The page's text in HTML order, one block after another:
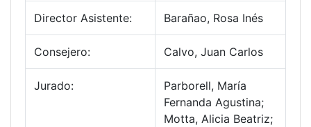
Director Asistente: Barañao, Rosa Inés
Consejero: Calvo, Juan Carlos
Jurado:
Parborell, María
Fernanda Agustina;
Motta, Alicia Beatriz;